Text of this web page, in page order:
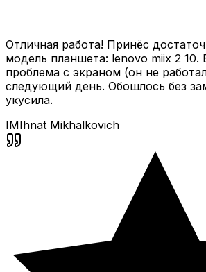
Отличная работа! Принёс
модель планшета: lenovo miix 2 10.
проблема с экраном (он не
следующий день. Обошлось без
укусила.
IMIhnat Mikhalkovich